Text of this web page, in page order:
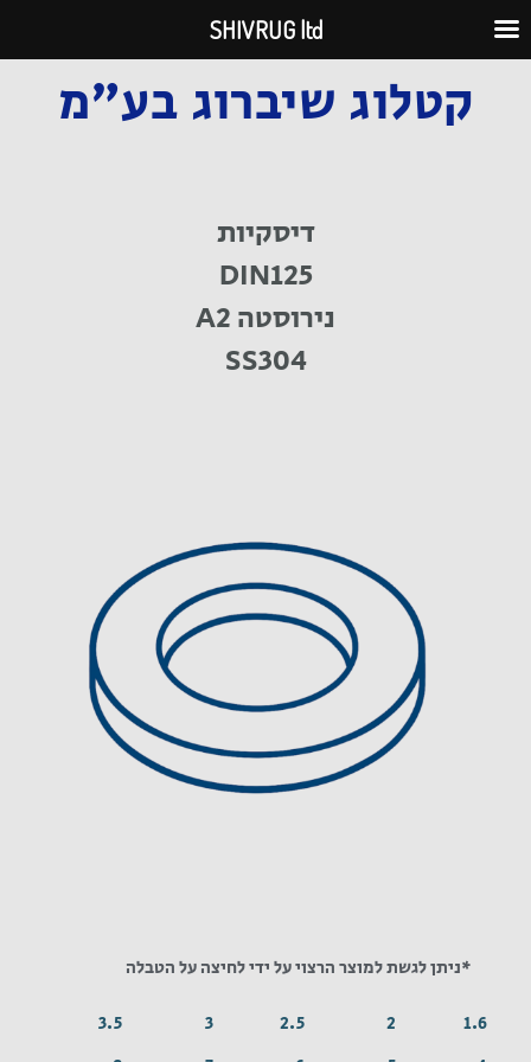
לתוכן
קטלוג שיברוג בע"מ
דיסקיות
DIN125
נירוסטה A2
SS304
*ניתן לגשת למוצר הרצוי על ידי לחיצה על הטבלה
1.6
2
2.5
3
3.5
SHIVRUG ltd